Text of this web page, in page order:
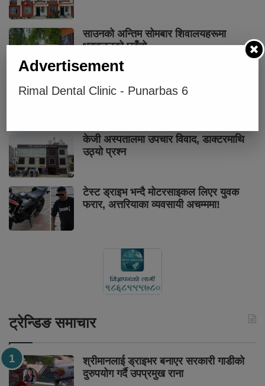
साउनको अन्तिम सोमबार शिवालयहरूमा
भक्तजनको घुइँचो
सुनचाँदीको मूल्यमा सामान्य उतार चढाव
केजी अस्पतालमा उपचार विवाद, डाक्टरमाथि
उठ्यो प्रश्न
टेस्ट ड्राइभ भन्दै मोटरसाइकल लिएर युवक
फरार, अत्तरियाका व्यवसायी अचम्ममा!
ट्रेन्डिङ समाचार
श्रीमानलाई ड्राइभर बनाएर सरकारी गाडीको
दुरुपयोग गर्दै उपप्रमुख राना
Advertisement
Rimal Dental Clinic - Punarbas 6